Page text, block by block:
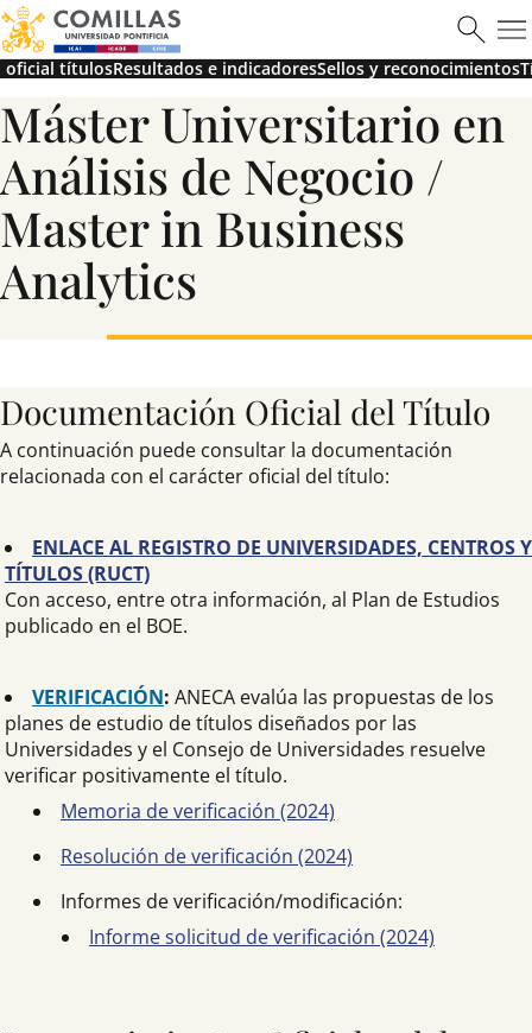
Máster en Ciberseguridad
Saber más
oficial títulosResultados e indicadoresSellos y reconocimientos
Máster Universitario en
Análisis de Negocio /
Master in Business
Analytics
Documentación Oficial del Título
A continuación puede consultar la documentación
relacionada con el carácter oficial del título:
ENLACE AL REGISTRO DE UNIVERSIDADES, CENTROS Y
TÍTULOS (RUCT)
Con acceso, entre otra información, al Plan de Estudios
publicado en el BOE.
VERIFICACIÓN: ANECA evalúa las propuestas de los
planes de estudio de títulos diseñados por las
Universidades y el Consejo de Universidades resuelve
verificar positivamente el título.
Memoria de verificación (2024)
Resolución de verificación (2024)
Informes de verificación/modificación:
Informe solicitud de verificación (2024)